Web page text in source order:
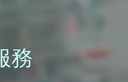
務